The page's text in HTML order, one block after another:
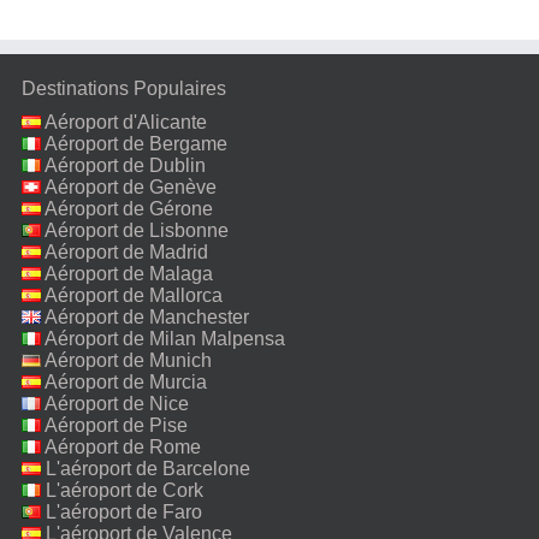
Destinations Populaires
Aéroport d'Alicante
Aéroport de Bergame
Aéroport de Dublin
Aéroport de Genève
Aéroport de Gérone
Aéroport de Lisbonne
Aéroport de Madrid
Aéroport de Malaga
Aéroport de Mallorca
Aéroport de Manchester
Aéroport de Milan Malpensa
Aéroport de Munich
Aéroport de Murcia
Aéroport de Nice
Aéroport de Pise
Aéroport de Rome
Fiumicino
L'aéroport de Barcelone
L'aéroport de Cork
L'aéroport de Faro
L'aéroport de Valence